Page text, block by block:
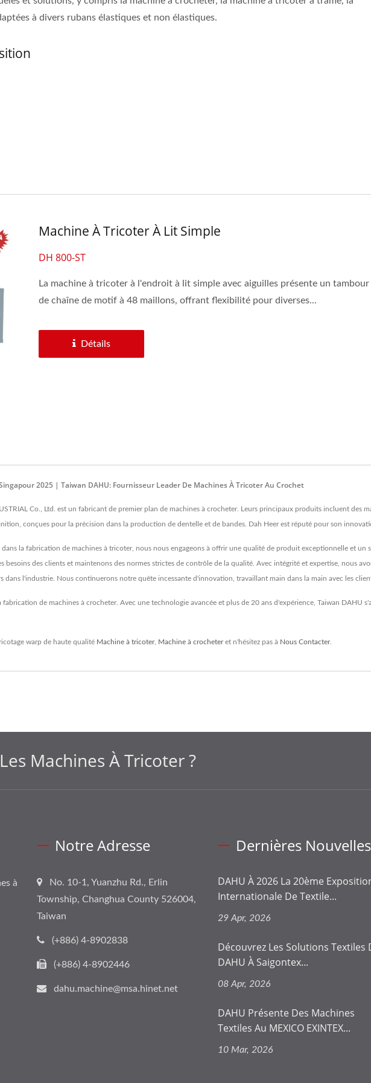
à divers rubans élastiques et non élastiques.
Machine À Tricoter À Lit Simple
DH 800-ST
La machine à tricoter à l'endroit à lit simple avec aiguilles présente un tambour
de chaîne de motif à 48 maillons, offrant flexibilité pour diverses...
Détails
2025 | Taiwan DAHU: Fournisseur Leader De Machines À Tricoter Au Crochet
Co., Ltd. est un fabricant de premier plan de machines à crocheter. Leurs principaux produits incluent des
conçues pour la précision dans la production de dentelle et de bandes. Dah Heer est réputé pour son
la fabrication de machines à tricoter, nous nous engageons à offrir une qualité de produit exceptionnelle et
besoins des clients et maintenons des normes strictes de contrôle de la qualité. Avec intégrité et expertise, nous
dans l'industrie. Nous continuerons notre quête incessante d'innovation, travaillant main dans la main avec les
de machines à crocheter. Avec une technologie avancée et plus de 20 ans d'expérience, Taiwan DAHU
warp de haute qualité Machine à tricoter, Machine à crocheteret n'hésitez pas à Nous Contacter.
Machines À Tricoter ?
à
Notre Adresse
No. 10-1, Yuanzhu Rd., Erlin
Township, Changhua County 526004,
Taiwan
(+886) 4-8902838
(+886) 4-8902446
dahu.machine@msa.hinet.net
Dernières Nouvelles
DAHU À 2026 La 20ème
Internationale De Textile...
29 Apr, 2026
Découvrez Les Solutions Textiles
DAHU À Saigontex...
08 Apr, 2026
DAHU Présente Des Machines
Textiles Au MEXICO EXINTEX...
10 Mar, 2026